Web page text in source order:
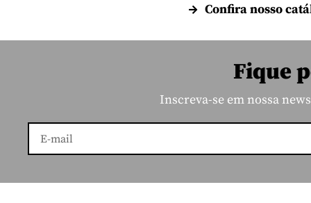
Confira nosso
Fique
Inscreva-se em nossa